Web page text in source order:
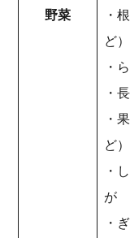
野菜
・
ど）
・
・
・
ど）
・
が
・